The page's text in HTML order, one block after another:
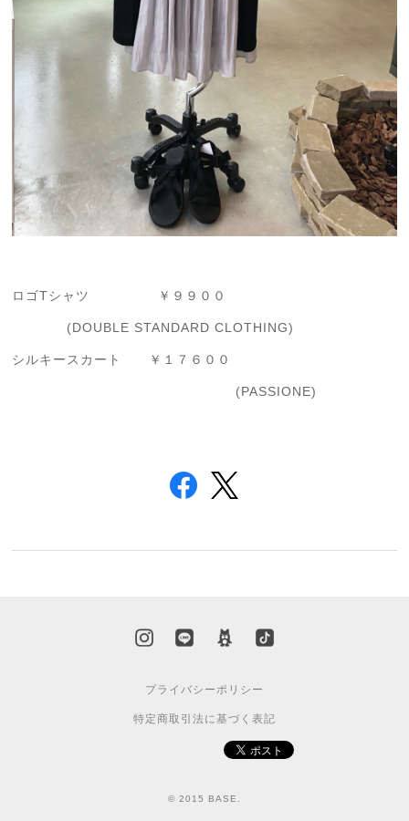
ロゴTシャツ ￥９９００
(DOUBLE STANDARD CLOTHING)
シルキースカート ￥１７６００
(PASSIONE)
プライバシーポリシー
特定商取引法に基づく表記
© 2015 BASE.